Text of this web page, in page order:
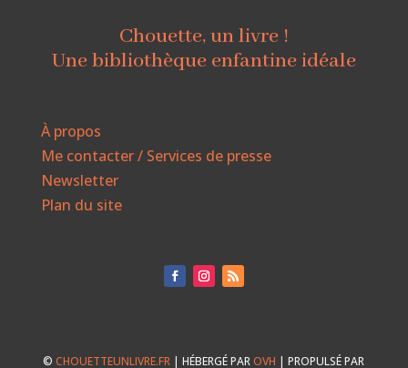
Chouette, un livre !
Une bibliothèque enfantine idéale
À propos
Me contacter / Services de presse
Newsletter
Plan du site
©CHOUETTEUNLIVRE.FR | HÉBERGÉ PAROVH | PROPULSÉ PAR